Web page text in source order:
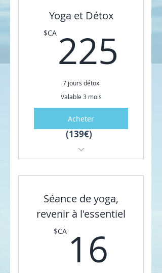
Yoga et Détox
$CA 225
7 jours détox
Valable 3 mois
Acheter
Yoga par jour pendant 7
Des conseils sous forme de
PDF à imprimer chaque
7 recettes de cuisine inclus
dans les PDF
Séance de yoga,
revenir à l'essentiel
$CA 16
(139€)